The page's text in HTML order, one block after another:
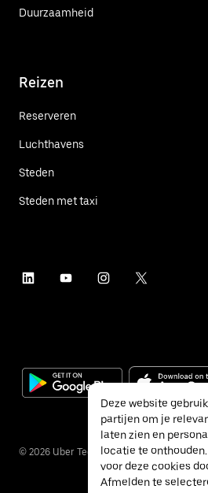
Duurzaamheid
Reizen
Reserveren
Luchthavens
Steden
Steden met taxi
© 2026 Uber Technologies Inc.
Deze website
partijen om je
laten zien en
locatie te
voor deze cookies
Afmelden te